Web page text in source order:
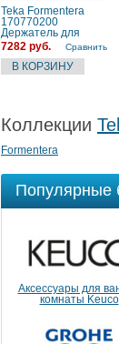
Teka Formentera
170770200
Держатель для
полотенца
7282 руб. Сравнить
Коллекции
Formentera
Популярные
Аксессуары для
комнаты Keuco